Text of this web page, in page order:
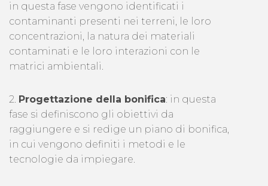
in questa fase vengono identificati i
contaminanti presenti nei terreni, le loro
concentrazioni, la natura dei materiali
contaminati e le loro interazioni con le
matrici ambientali.
2. Progettazione della bonifica: in questa
fase si definiscono gli obiettivi da
raggiungere e si redige un piano di bonifica,
in cui vengono definiti i metodi e le
tecnologie da impiegare.